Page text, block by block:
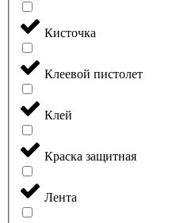
Кисточка
Клеевой пистолет
Клей
Краска защитная
Лента